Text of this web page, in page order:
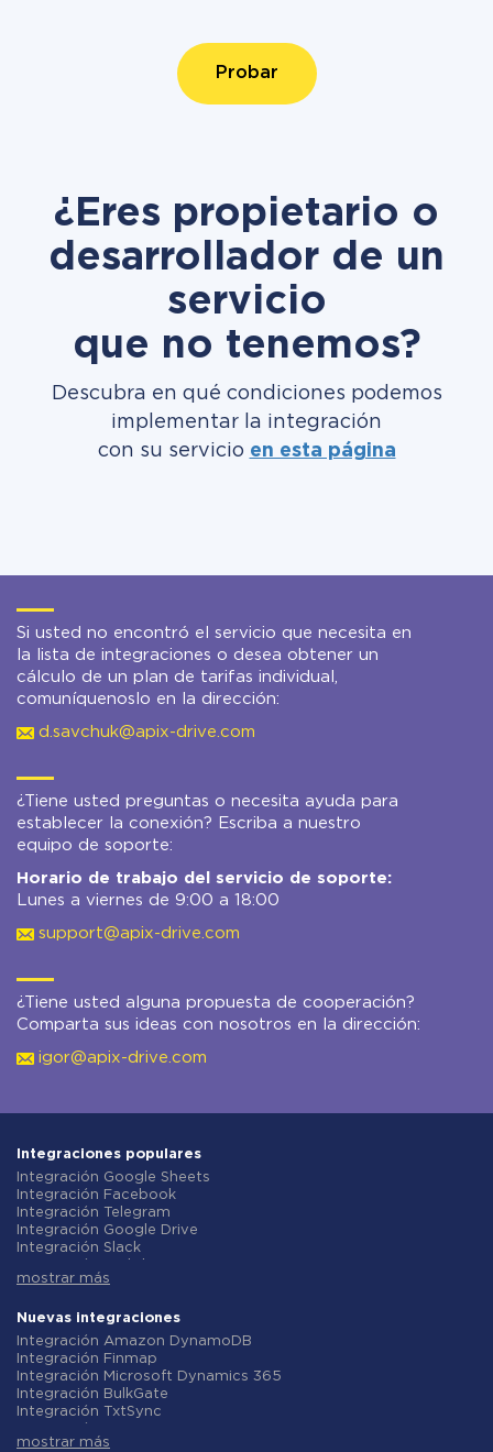
Probar
¿Eres propietario o
desarrollador de un
servicio
que no tenemos?
Descubra en qué condiciones podemos
implementar la integración
con su servicio en esta página
Si usted no encontró el servicio que necesita en
la lista de integraciones o desea obtener un
cálculo de un plan de tarifas individual,
comuníquenoslo en la dirección:
d.savchuk@apix-drive.com
¿Tiene usted preguntas o necesita ayuda para
establecer la conexión? Escriba a nuestro
equipo de soporte:
Horario de trabajo del servicio de soporte:
Lunes a viernes de 9:00 a 18:00
support@apix-drive.com
¿Tiene usted alguna propuesta de cooperación?
Comparta sus ideas con nosotros en la dirección:
igor@apix-drive.com
Integraciones populares
Integración Google Sheets
Integración Facebook
Integración Telegram
Integración Google Drive
Integración Slack
Integración Gmail
Integración ClickUp
Integración Airtable
Integración Google Contacts
Integración OpenAI (ChatGPT)
Integración Instagram
Integración ActiveCampaign
Integración Typeform
Integración Salesforce CRM
mostrar más
Nuevas integraciones
Integración Amazon DynamoDB
Integración Finmap
Integración Microsoft Dynamics 365
Integración BulkGate
Integración TxtSync
Integración Corezoid
mostrar más